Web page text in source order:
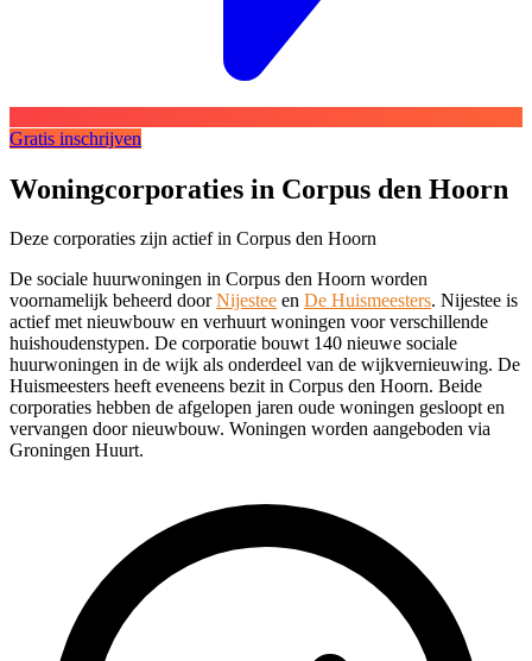
Gratis inschrijven
Woningcorporaties in Corpus den Hoorn
Deze corporaties zijn actief in Corpus den Hoorn
De sociale huurwoningen in Corpus den Hoorn worden
voornamelijk beheerd doorNijestee en De Huismeesters. Nijestee is
actief met nieuwbouw en verhuurt woningen voor verschillende
huishoudenstypen. De corporatie bouwt 140 nieuwe sociale
huurwoningen in de wijk als onderdeel van de wijkvernieuwing. De
Huismeesters heeft eveneens bezit in Corpus den Hoorn. Beide
corporaties hebben de afgelopen jaren oude woningen gesloopt en
vervangen door nieuwbouw. Woningen worden aangeboden via
Groningen Huurt.